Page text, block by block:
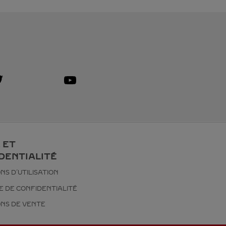
us on Twitter
Opens in New Tab
ET
D’UTILISATION
DE CONFIDENTIALITÉ
DE VENTE